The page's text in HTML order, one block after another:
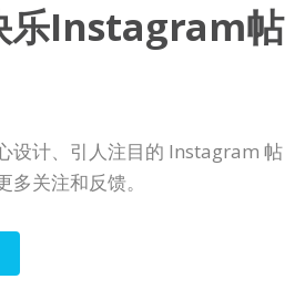
乐Instagram帖
设计、引人注目的 Instagram 帖
关注和反馈。